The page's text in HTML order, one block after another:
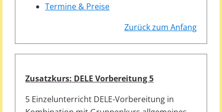
Termine & Preise
Zurück zum Anfang
Zusatzkurs: DELE Vorbereitung 5
5 Einzelunterricht DELE-Vorbereitung in